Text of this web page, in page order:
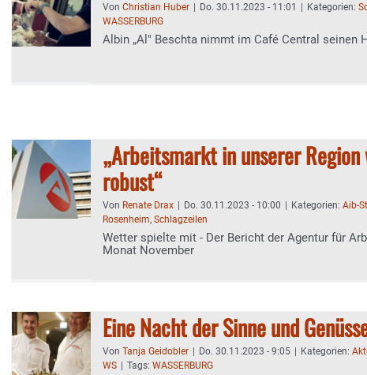
Von Christian Huber Do. 30.11.2023 - 11:01 Kategorien:
WASSERBURG
Albin „Al" Beschta nimmt im Café Central seinen
„Arbeitsmarkt in unserer
robust“
Von Renate Drax Do. 30.11.2023 - 10:00 Kategorien: Aib-
Rosenheim, Schlagzeilen
Wetter spielte mit - Der Bericht der Agentur für
Monat November
Eine Nacht der Sinne und
Von Tanja Geidobler Do. 30.11.2023 - 9:05 Kategorien:
WS
Tags: WASSERBURG